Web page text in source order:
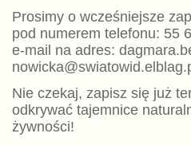
Prosimy o wcześniejsze
pod numerem telefonu: 55
e-mail na adres:
Nie czekaj, zapisz się już
odkrywać tajemnice
żywności!